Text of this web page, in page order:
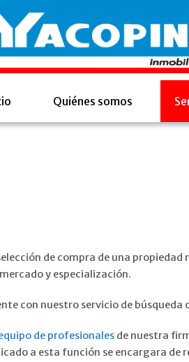
Quiénes somos
de compra de una
y especialización.
con nuestro servicio de búsqueda
de profesionales de nuestra
a esta función se encargara de